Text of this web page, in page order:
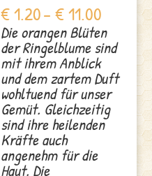
€1.20–€11.00
€ 1.20
bis
€ 11.00
Die orangen Blüten
der Ringelblume sind
mit ihrem Anblick
und dem zartem Duft
wohltuend für unser
Gemüt. Gleichzeitig
sind ihre heilenden
Kräfte auch
angenehm für die
Haut. Die